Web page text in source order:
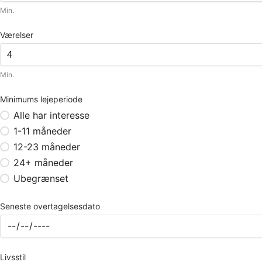
Min.
Værelser
Min.
Minimums lejeperiode
Alle har interesse
1-11 måneder
12-23 måneder
24+ måneder
Ubegrænset
Seneste overtagelsesdato
Livsstil